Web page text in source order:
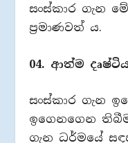
සංස්කාර ගැන
ප්‍රමාණවත් ය.
04. ආත්ම
සංස්කාර ගැන
ඉගෙනගෙන
ගැන ධර්මයේ